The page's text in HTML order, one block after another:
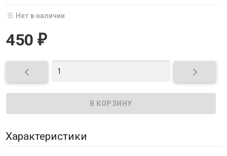
Нет в наличии
450 ₽
 
Характеристики